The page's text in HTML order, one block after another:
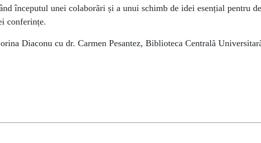
începutul unei colaborări și a unui schimb de idei esențial pentru
conferințe.
Diaconu cu dr. Carmen Pesantez, Biblioteca Centrală